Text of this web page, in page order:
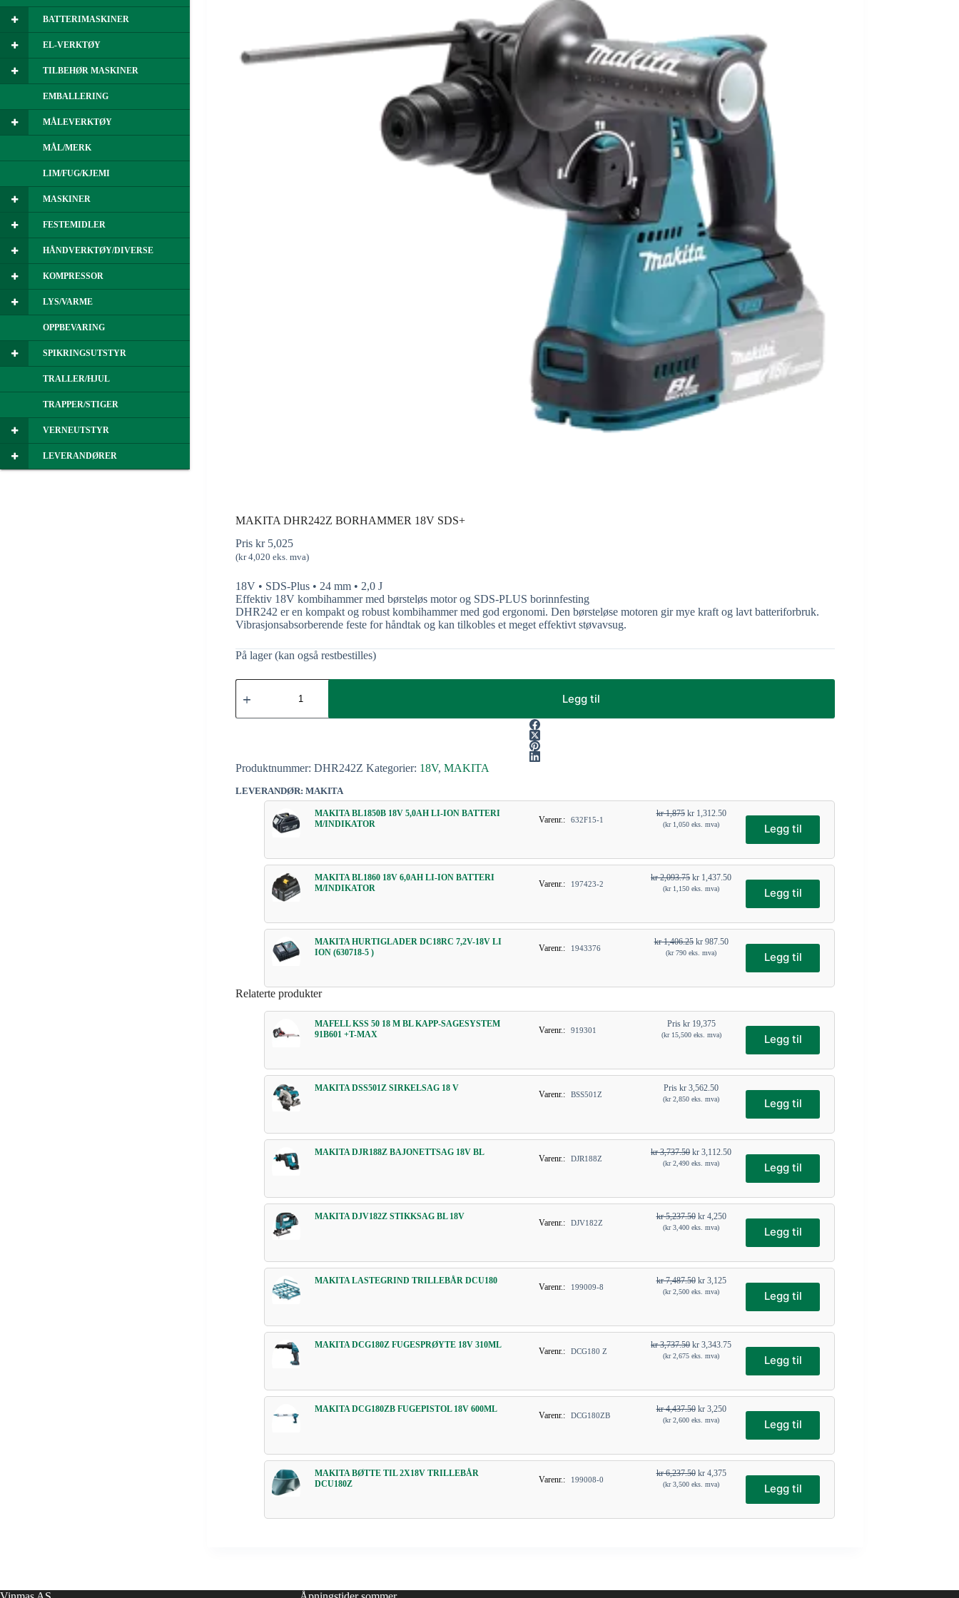
MAKITA DHR242Z BORHAMMER 18V SDS+
Pris kr5,025
(kr4,020 eks. mva)
18V • SDS-Plus • 24 mm • 2,0 J
Effektiv 18V kombihammer med børsteløs motor og SDS-PLUS borinnfesting
DHR242 er en kompakt og robust kombihammer med god ergonomi. Den børsteløse motoren gir mye kraft og lavt batteriforbruk.
Vibrasjonsabsorberende feste for håndtak og kan tilkobles et meget effektivt støvavsug.
På lager (kan også restbestilles)
Legg til
Produktnummer:DHR242Z Kategorier: 18V,MAKITA
LEVERANDØR: MAKITA
MAKITA BL1850B 18V 5,0AH LI-ION BATTERI
M/INDIKATOR
Varenr.: 632F15-1
kr1,875 kr1,312.50
(kr1,050 eks. mva) Legg til
MAKITA BL1860 18V 6,0AH LI-ION BATTERI
M/INDIKATOR
Varenr.: 197423-2
kr2,093.75 kr 1,437.50
(kr1,150 eks. mva) Legg til
MAKITA HURTIGLADER DC18RC 7,2V-18V LI
ION (630718-5 )
Varenr.: 1943376
kr1,406.25 kr987.50
(kr790 eks. mva) Legg til
Relaterte produkter
MAFELL KSS 50 18 M BL KAPP-SAGESYSTEM
91B601 +T-MAX
Varenr.: 919301
Pris kr19,375
(kr15,500eks. mva) Legg til
MAKITA DSS501Z SIRKELSAG 18 V
Varenr.: BSS501Z
Pris kr 3,562.50
(kr2,850 eks. mva) Legg til
MAKITA DJR188Z BAJONETTSAG 18V BL
Varenr.: DJR188Z
kr3,737.50 kr 3,112.50
(kr2,490 eks. mva) Legg til
MAKITA DJV182Z STIKKSAG BL 18V
Varenr.: DJV182Z
kr5,237.50 kr4,250
(kr3,400 eks. mva) Legg til
MAKITA LASTEGRIND TRILLEBÅR DCU180
Varenr.: 199009-8
kr7,487.50 kr3,125
(kr2,500 eks. mva) Legg til
MAKITA DCG180Z FUGESPRØYTE 18V 310ML
Varenr.: DCG180 Z
kr3,737.50 kr 3,343.75
(kr2,675 eks. mva) Legg til
MAKITA DCG180ZB FUGEPISTOL 18V 600ML
Varenr.: DCG180ZB
kr4,437.50 kr3,250
(kr2,600 eks. mva) Legg til
MAKITA BØTTE TIL 2X18V TRILLEBÅR
DCU180Z
Varenr.: 199008-0
kr6,237.50 kr4,375
(kr3,500 eks. mva) Legg til
BATTERIMASKINER
EL-VERKTØY
TILBEHØR MASKINER
EMBALLERING
MÅLEVERKTØY
MÅL/MERK
LIM/FUG/KJEMI
MASKINER
FESTEMIDLER
HÅNDVERKTØY/DIVERSE
KOMPRESSOR
LYS/VARME
OPPBEVARING
SPIKRINGSUTSTYR
TRALLER/HJUL
TRAPPER/STIGER
VERNEUTSTYR
LEVERANDØRER